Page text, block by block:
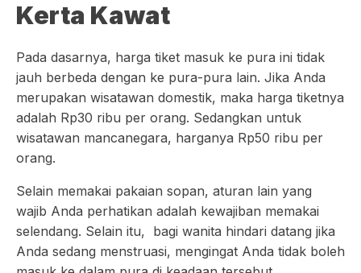
Kerta Kawat
Pada dasarnya, harga tiket masuk ke pura ini tidak
jauh berbeda dengan ke pura-pura lain. Jika Anda
merupakan wisatawan domestik, maka harga tiketnya
adalah Rp30 ribu per orang. Sedangkan untuk
wisatawan mancanegara, harganya Rp50 ribu per
orang.
Selain memakai pakaian sopan, aturan lain yang
wajib Anda perhatikan adalah kewajiban memakai
selendang. Selain itu, bagi wanita hindari datang jika
Anda sedang menstruasi, mengingat Anda tidak boleh